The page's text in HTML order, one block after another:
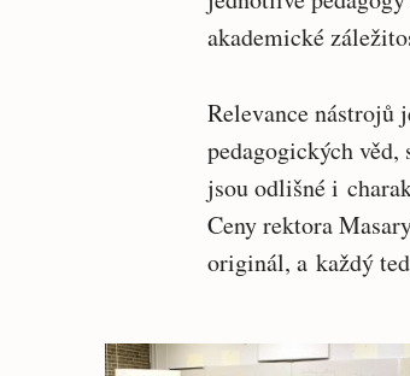
akademické
Relevance nástrojů
pedagogických
jsou odlišné i
Ceny rektora
originál, a každý